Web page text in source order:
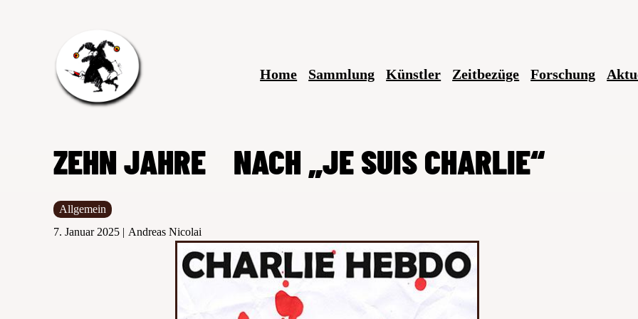
Home Sammlung Künstler Zeitbezüge Forschung
ZEHN JAHRE NACH „JE SUIS CHARLIE“
Allgemein
7. Januar 2025
Andreas Nicolai